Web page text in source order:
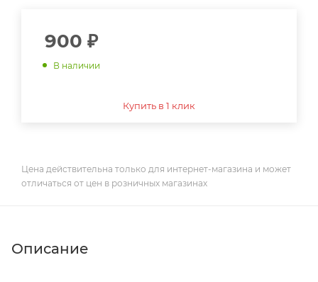
900 ₽
В наличии
Купить в 1 клик
Цена действительна только для интернет-магазина и может
отличаться от цен в розничных магазинах
Описание